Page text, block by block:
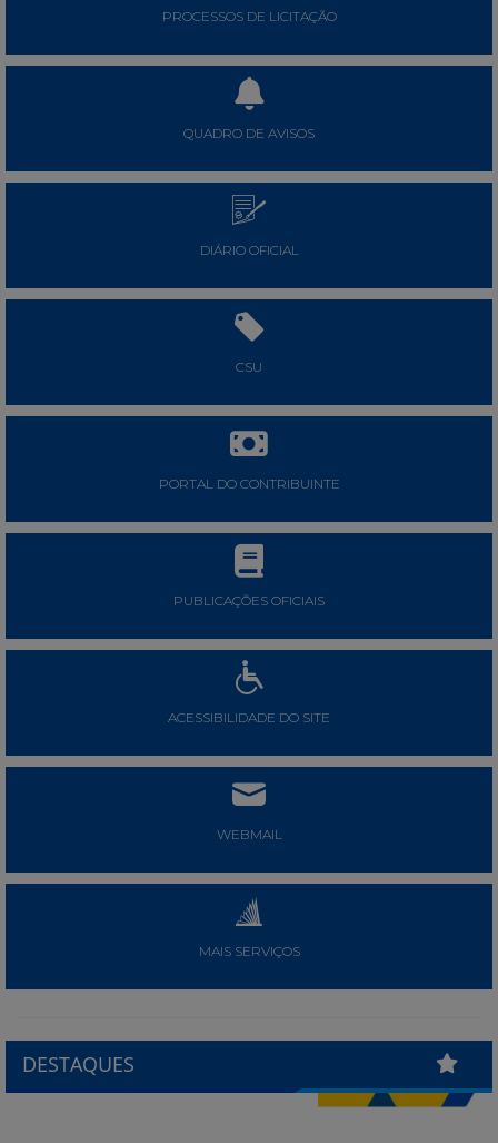
PROCESSOS DE LICITAÇÃO
QUADRO DE AVISOS
DIÁRIO OFICIAL
CSU
PORTAL DO CONTRIBUINTE
PUBLICAÇÕES OFICIAIS
ACESSIBILIDADE DO SITE
WEBMAIL
MAIS SERVIÇOS
DESTAQUES